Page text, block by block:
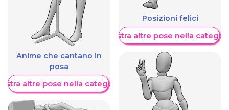
Anime che cantano in
posa
altre pose nella categoria
Posizioni felici
Mostra altre pose nella